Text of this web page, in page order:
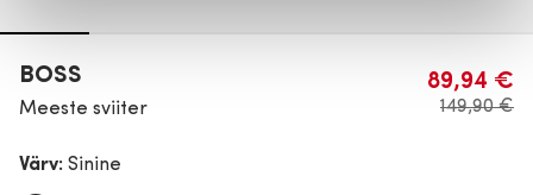
BOSS
Meeste sviiter
89,94 €
149,90 €
Värv: Sinine